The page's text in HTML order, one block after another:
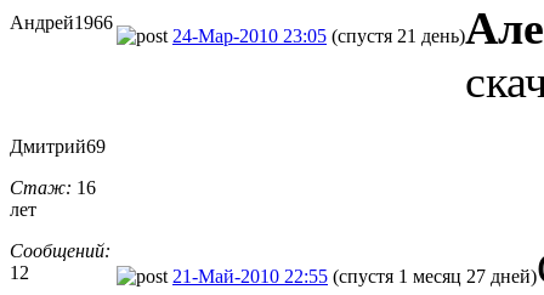
Андрей1966
24-Мар-2010 23:05 (спустя 21 день)
Дмитрий69
Стаж: 16
лет
Сообщений:
12
21-Май-2010 22:55 (спустя 1 месяц 27 дней)